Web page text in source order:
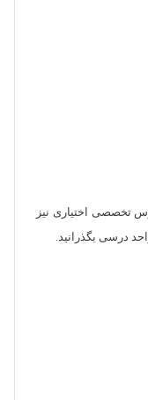
برای دروس تخصصی اختیاری نیز